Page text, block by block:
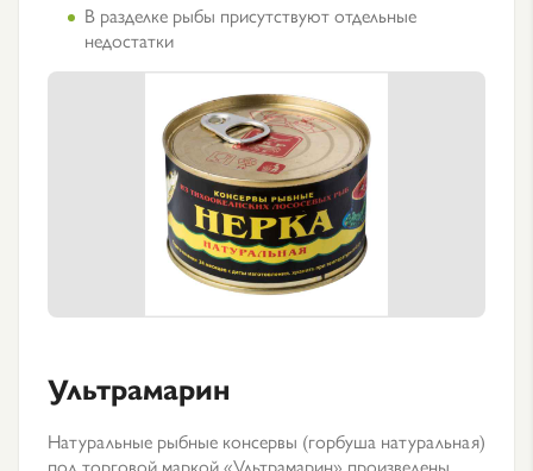
В разделке рыбы присутствуют отдельные
недостатки
Ультрамарин
Натуральные рыбные консервы (горбуша натуральная)